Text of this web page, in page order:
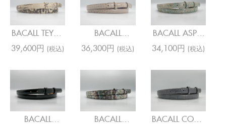
BACALL TEYUS
MALI ROCCIA
39,600円(税込)
BACALL
COCCO
36,300円(税込)
BACALL ASPIS
GOAT SKY
34,100円 (税込)
BACALL
BACALL
BACALL CODA